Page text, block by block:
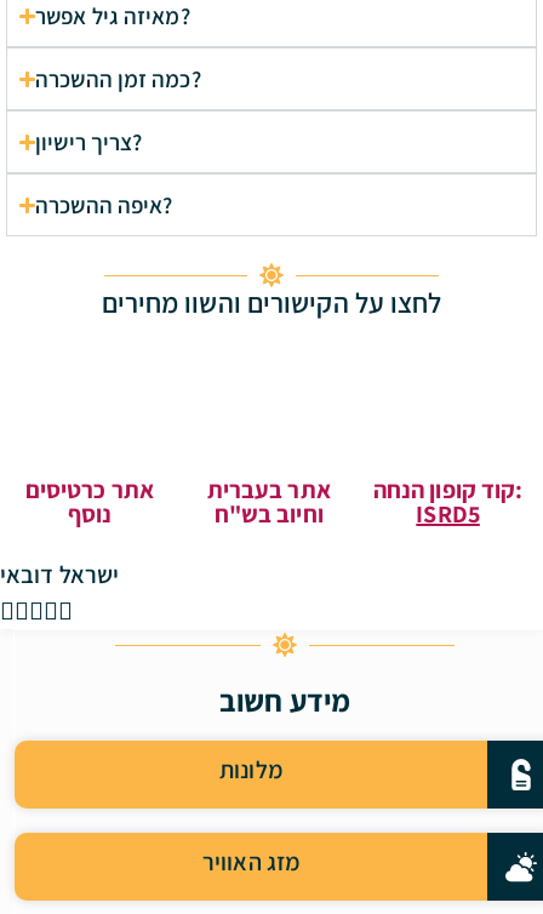
מאיזה גיל אפשר?
כמה זמן ההשכרה?
צריך רישיון?
איפה ההשכרה?
לחצו על הקישורים והשוו מחירים
אתר כרטיסים
נוסף
אתר בעברית
וחיוב בש"ח
קוד קופון הנחה:
ISRD5
ישראל דובאי

מידע חשוב
מלונות
מזג האוויר